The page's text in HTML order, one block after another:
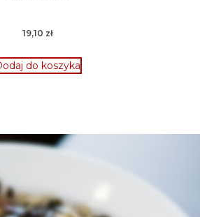
19,10 zł
do koszyka